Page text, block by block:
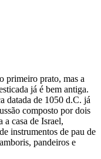
primeiro prato, mas a
já é bem antiga.
datada de 1050 d.C. já
composto por dois
casa de Israel,
instrumentos de pau de
pandeiros e